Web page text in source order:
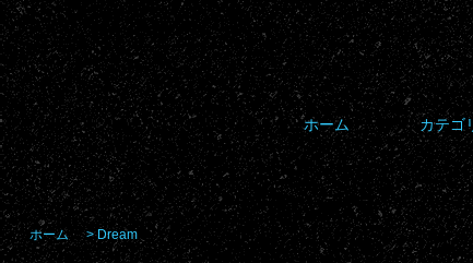
ホーム カテゴ
ホーム > Dream